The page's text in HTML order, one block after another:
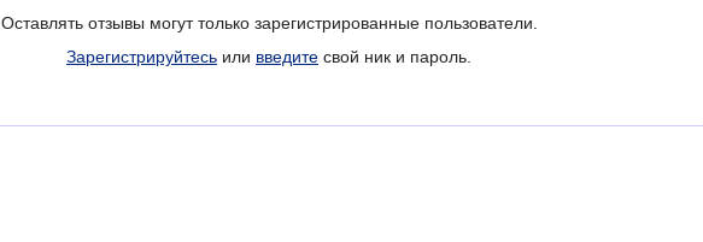
Оставлять отзывы могут только зарегистрированные пользователи.
Зарегистрируйтесь или введите свой ник и пароль.